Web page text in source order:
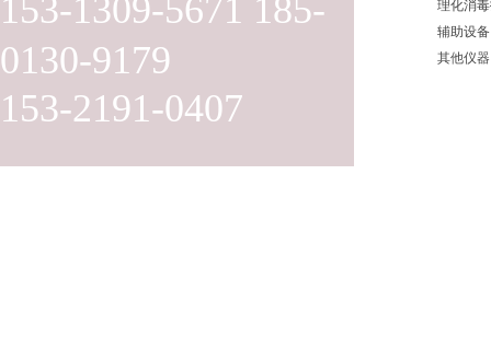
153-1309-5671 185-
0130-9179
153-2191-0407
理化消
辅助设备
其他仪器